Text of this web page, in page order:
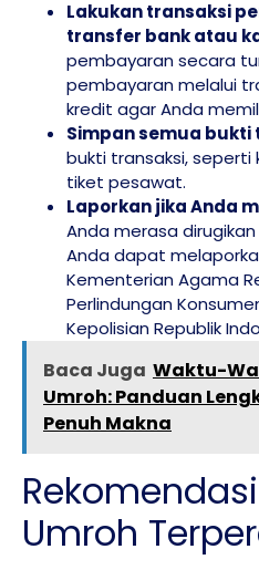
Lakukan transaksi
transfer bank atau
pembayaran secara
pembayaran melalui
kredit agar Anda
Simpan semua bukti
bukti transaksi,
tiket pesawat.
Laporkan jika Anda
Anda merasa
Anda dapat
Kementerian Agama
Perlindungan
Kepolisian Republik
Baca Juga Waktu-
Umroh: Panduan
Penuh Makna
Umroh